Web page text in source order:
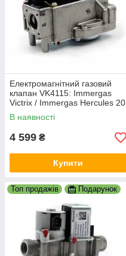
Електромагнітний газовий
клапан VK4115: Immergas
Victrix / Immergas Hercules 20
(1.011846)
В наявності
4 599 ₴
Купити
Топ продажів Подарунок